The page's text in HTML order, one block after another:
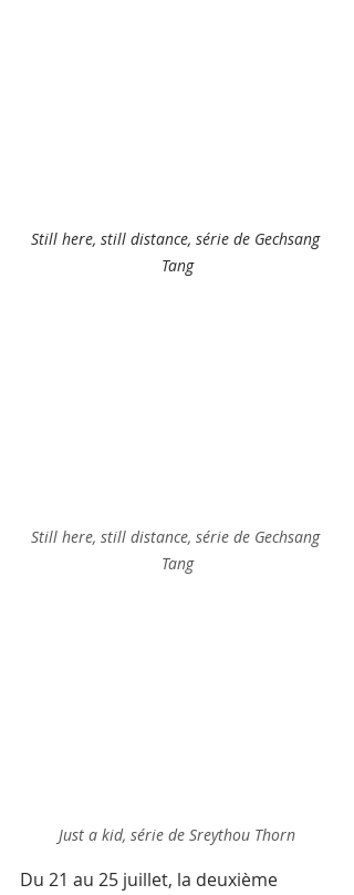
Still here, still distance, série de Gechsang
Tang
Still here, still distance, série de Gechsang
Tang
Just a kid, série de Sreythou Thorn
Du 21 au 25 juillet, la deuxième